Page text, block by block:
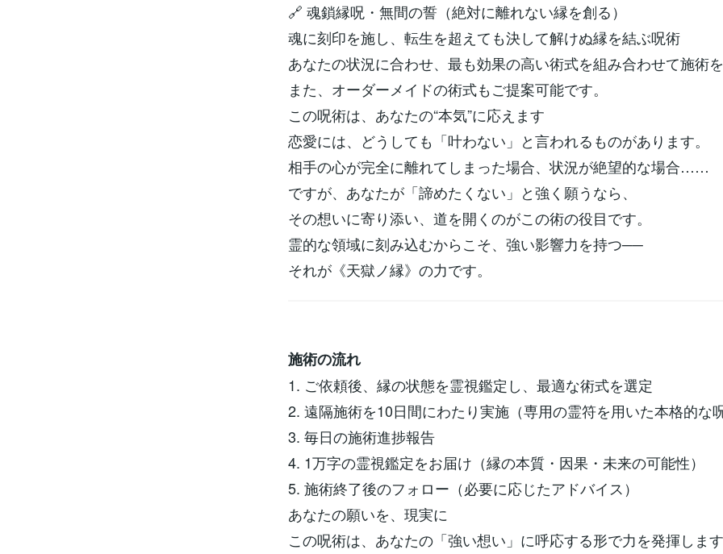
🔗 魂鎖縁呪・無間の誓（絶対に離れない縁を創る）
魂に刻印を施し、転生を超えても決して解けぬ縁を結ぶ呪術
あなたの状況に合わせ、最も効果の高い術式を組み合わせて施術を
また、オーダーメイドの術式もご提案可能です。
この呪術は、あなたの“本気”に応えます
恋愛には、どうしても「叶わない」と言われるものがあります。
相手の心が完全に離れてしまった場合、状況が絶望的な場合……
ですが、あなたが「諦めたくない」と強く願うなら、
その想いに寄り添い、道を開くのがこの術の役目です。
霊的な領域に刻み込むからこそ、強い影響力を持つ──
それが《天獄ノ縁》の力です。
施術の流れ
1. ご依頼後、縁の状態を霊視鑑定し、最適な術式を選定
2. 遠隔施術を10日間にわたり実施（専用の霊符を用いた本格的な呪
3. 毎日の施術進捗報告
4. 1万字の霊視鑑定をお届け（縁の本質・因果・未来の可能性）
5. 施術終了後のフォロー（必要に応じたアドバイス）
あなたの願いを、現実に
この呪術は、あなたの「強い想い」に呼応する形で力を発揮します